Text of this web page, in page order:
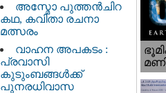
അസ്മോ പുത്തൻചിറ
കഥ, കവിതാ രചനാ
മത്സരം
വാഹന അപകടം :
പ്രവാസി
കുടുംബങ്ങൾക്ക്
പുനരധിവാസ